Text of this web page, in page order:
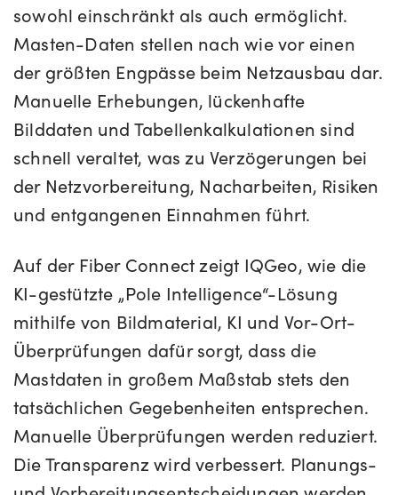
sowohl einschränkt als auch ermöglicht.
Masten-Daten stellen nach wie vor einen
der größten Engpässe beim Netzausbau dar.
Manuelle Erhebungen, lückenhafte
Bilddaten und Tabellenkalkulationen sind
schnell veraltet, was zu Verzögerungen bei
der Netzvorbereitung, Nacharbeiten, Risiken
und entgangenen Einnahmen führt.
Auf der Fiber Connect zeigt IQGeo, wie die
KI-gestützte „Pole Intelligence“-Lösung
mithilfe von Bildmaterial, KI und Vor-Ort-
Überprüfungen dafür sorgt, dass die
Mastdaten in großem Maßstab stets den
tatsächlichen Gegebenheiten entsprechen.
Manuelle Überprüfungen werden reduziert.
Die Transparenz wird verbessert. Planungs-